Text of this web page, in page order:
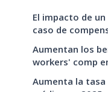
El impacto de
caso de
Aumentan los
workers' comp
Aumenta la